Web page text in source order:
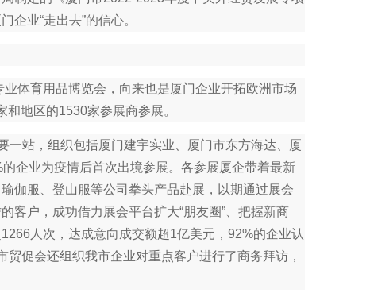
业“走出去”的信心。
体育用品博览会，向来也是厦门企业开拓欧洲市场
地区的1530家参展商参展。
站，组织包括厦门建宇实业、厦门市东方海达、厦
企业为疫情后首次出境参展。各参展厦企带着最新
伽服、登山服等公司拳头产品赴展，以期通过展会
客户，成功借力展会平台扩大“朋友圈”、把握新商
人次，达成意向成交额超1亿美元，92%的企业认
促会还组织我市企业对重点客户进行了商务拜访，